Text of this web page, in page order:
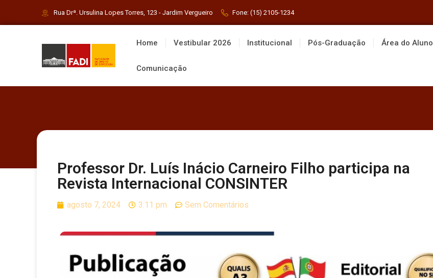
Rua Drª. Ursulina Lopes Torres, 123 - Jardim Vergueiro Fone: (15) 2105-1234
Home Vestibular 2026 Institucional Pós-Graduação Área do Aluno
Comunicação
Professor Dr. Luís Inácio Carneiro Filho participa na
Revista Internacional CONSINTER
agosto 7, 2024 3:11 pm Sem Comentários